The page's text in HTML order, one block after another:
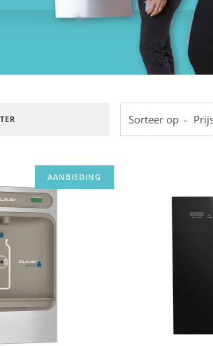
Sorteer op
AANBIEDING